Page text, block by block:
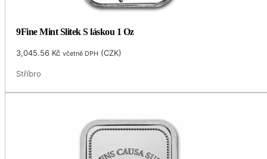
9Fine Mint Slitek S láskou 1 Oz
3,045.56 Kč včetně DPH (CZK)
Stříbro